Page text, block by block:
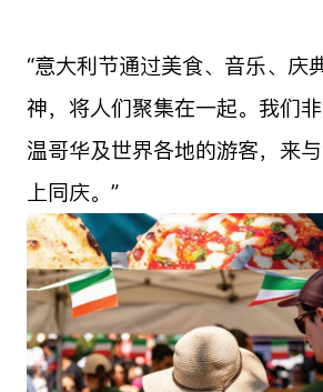
“意大利节通过美食、音乐、庆
神，将人们聚集在一起。我们
温哥华及世界各地的游客，来
上同庆。”